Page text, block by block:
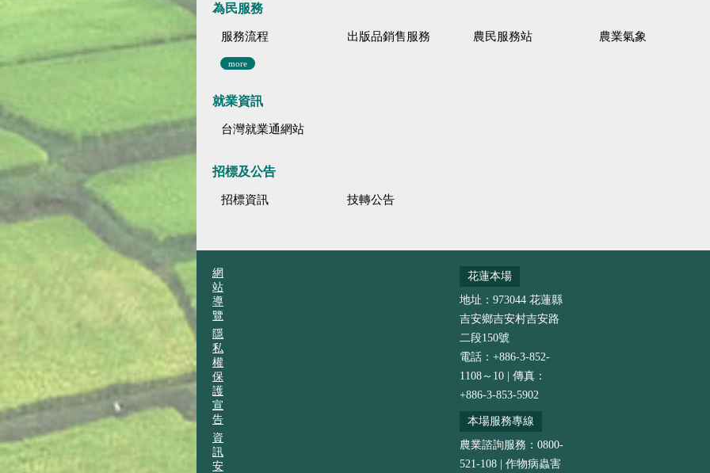
為民服務
服務流程 出版品銷售服務 農民服務站 農業氣象
more
就業資訊
台灣就業通網站
招標及公告
招標資訊 技轉公告
網
站
導
覽
隱
私
權
保
護
宣
告
資
訊
安
花蓮本場
地址：973044 花蓮縣
吉安鄉吉安村吉安路
二段150號
電話：+886-3-852-
1108～10 | 傳真：
+886-3-853-5902
本場服務專線
農業諮詢服務：0800-
521-108 | 作物病蟲害